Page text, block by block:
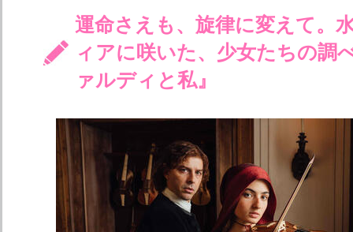
運命さえも、旋律に変えて。
ィアに咲いた、少女たちの
ァルディと私』